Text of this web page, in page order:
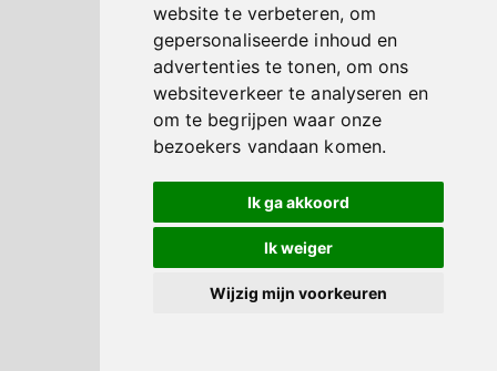
website te verbeteren, om
gepersonaliseerde inhoud en
advertenties te tonen, om ons
websiteverkeer te analyseren en
om te begrijpen waar onze
bezoekers vandaan komen.
Ik ga akkoord
Ik weiger
Wijzig mijn voorkeuren